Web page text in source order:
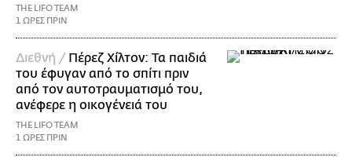
THE LIFO TEAM
1 ΩΡΕΣ ΠΡΙΝ
Διεθνή / Πέρεζ Χίλτον: Τα παιδιά
του έφυγαν από το σπίτι πριν
από τον αυτοτραυματισμό του,
ανέφερε η οικογένειά του
THE LIFO TEAM
1 ΩΡΕΣ ΠΡΙΝ